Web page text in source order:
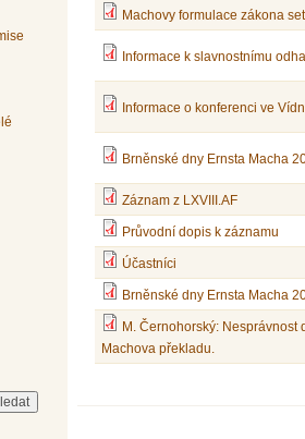
Machovy formulace zákona
Informace k slavnostnímu
Informace o konferenci ve
Brněnské dny Ernsta Macha
Záznam z LXVIII.AF
Průvodní dopis k záznamu
Účastníci
Brněnské dny Ernsta Macha
M. Černohorský:
Machova překladu.